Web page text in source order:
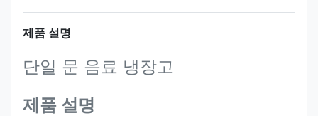
제품 설명
단일 문 음료 냉장고
제품 설명